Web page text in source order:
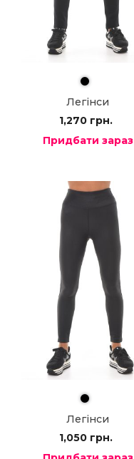
Легінси
1,270 грн.
Придбати зараз
Легінси
1,050 грн.